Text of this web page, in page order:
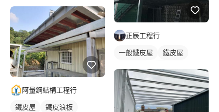
阿量鋼結構工程行
鐵皮屋 鐵皮浪板
正辰工程行
一般鐵皮屋
鐵皮屋